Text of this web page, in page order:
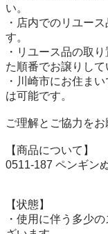
い。
・店内でのリユー
す。
・リユース品の取
た順番でお譲りして
・川崎市にお住ま
は可能です。
ご理解とご協力をお
【商品について】
0511-187 ペンギン
【状態】
・使用に伴う多少